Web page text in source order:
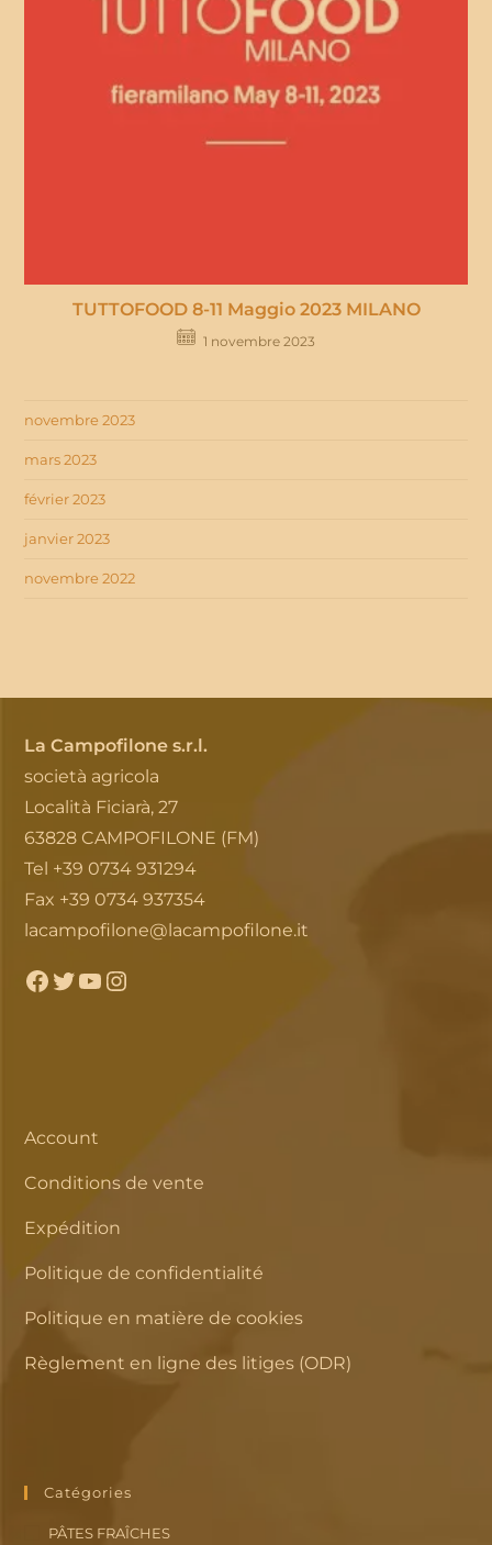
TUTTOFOOD 8-11 Maggio 2023 MILANO
1 novembre 2023
novembre 2023
mars 2023
février 2023
janvier 2023
novembre 2022
La Campofilone s.r.l.
società agricola
Località Ficiarà, 27
63828 CAMPOFILONE (FM)
Tel +39 0734 931294
Fax +39 0734 937354
lacampofilone@lacampofilone.it
Facebook
TwitterYouTubeInstagram
Account
Conditions de vente
Expédition
Politique de confidentialité
Politique en matière de cookies
Règlement en ligne des litiges (ODR)
Catégories
PÂTES FRAÎCHES